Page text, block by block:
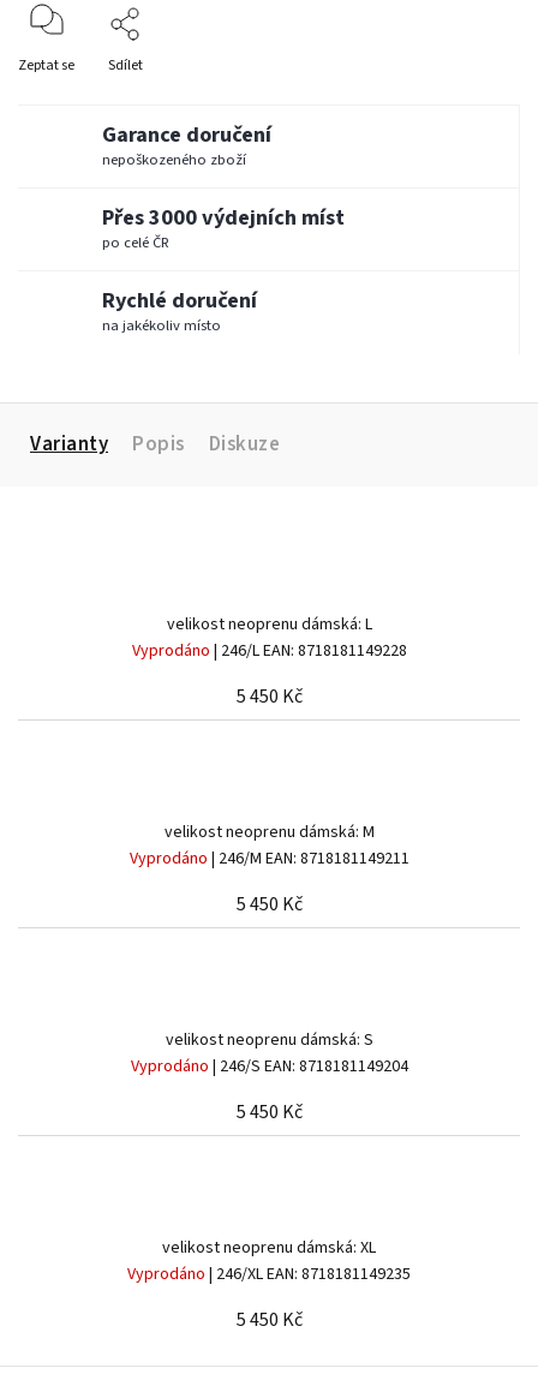
Zeptat se Sdílet
Garance doručení
nepoškozeného zboží
Přes 3000 výdejních míst
po celé ČR
Rychlé doručení
na jakékoliv místo
Varianty Popis Diskuze
velikost neoprenu dámská: L
Vyprodáno | 246/LEAN: 8718181149228
5 450 Kč
velikost neoprenu dámská: M
Vyprodáno | 246/M EAN: 8718181149211
5 450 Kč
velikost neoprenu dámská: S
Vyprodáno | 246/S EAN: 8718181149204
5 450 Kč
velikost neoprenu dámská: XL
Vyprodáno | 246/XLEAN: 8718181149235
5 450 Kč
Send